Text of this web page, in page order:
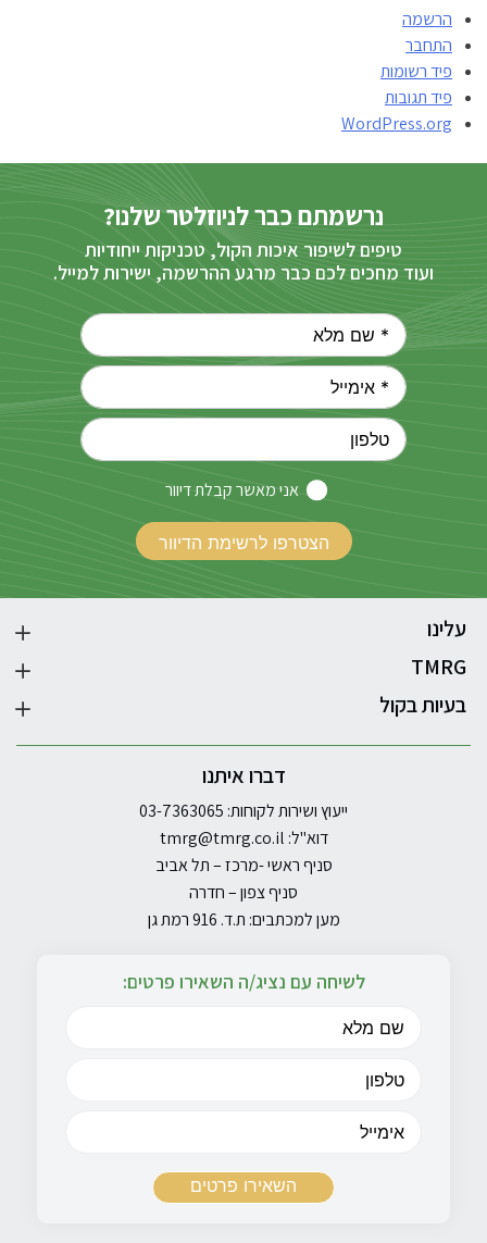
הרשמה
התחבר
פיד רשומות
פיד תגובות
WordPress.org
נרשמתם כבר לניוזלטר שלנו?
טיפים לשיפור איכות הקול, טכניקות ייחודיות
ועוד מחכים לכם כבר מרגע ההרשמה, ישירות למייל.
אני מאשר קבלת דיוור
עלינו
TMRG
בעיות בקול
דברו איתנו
ייעוץ ושירות לקוחות: 03-7363065
דוא"ל: tmrg@tmrg.co.il
סניף ראשי -מרכז – תל אביב
סניף צפון – חדרה
מען למכתבים: ת.ד. 916 רמת גן
לשיחה עם נציג/ה השאירו פרטים: